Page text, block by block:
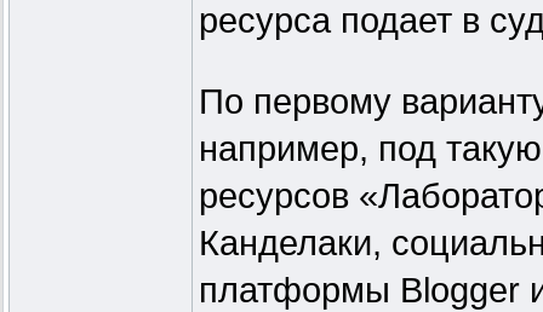
ресурса подает в
По первому
например, под
ресурсов
Канделаки,
платформы Blogger